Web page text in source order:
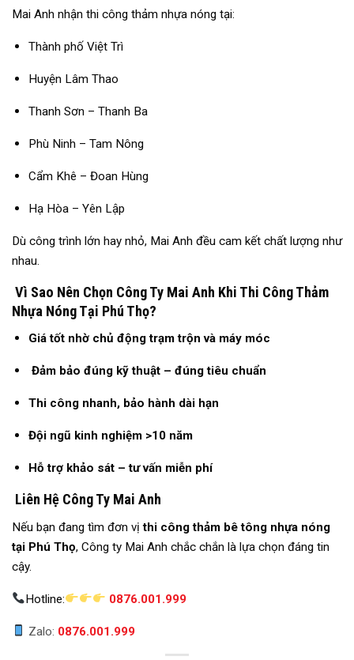
Mai Anh nhận thi công thảm nhựa nóng tại:
Thành phố Việt Trì
Huyện Lâm Thao
Thanh Sơn – Thanh Ba
Phù Ninh – Tam Nông
Cẩm Khê – Đoan Hùng
Hạ Hòa – Yên Lập
Dù công trình lớn hay nhỏ, Mai Anh đều cam kết chất lượng như
nhau.
Vì Sao Nên Chọn Công Ty Mai Anh Khi Thi Công Thảm
Nhựa Nóng Tại Phú Thọ?
Giá tốt nhờ chủ động trạm trộn và máy móc
Đảm bảo đúng kỹ thuật – đúng tiêu chuẩn
Thi công nhanh, bảo hành dài hạn
Đội ngũ kinh nghiệm >10 năm
Hỗ trợ khảo sát – tư vấn miễn phí
Liên Hệ Công Ty Mai Anh
Nếu bạn đang tìm đơn vịthi công thảm bê tông nhựa nóng
tại Phú Thọ, Công ty Mai Anh chắc chắn là lựa chọn đáng tin
cậy.
Hotline: 0876.001.999
Zalo: 0876.001.999